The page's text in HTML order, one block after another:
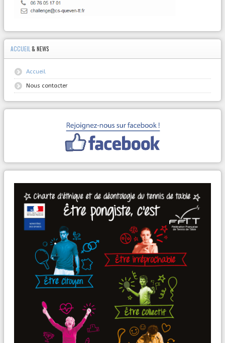
ACCUEIL & NEWS
Accueil
Nous contacter